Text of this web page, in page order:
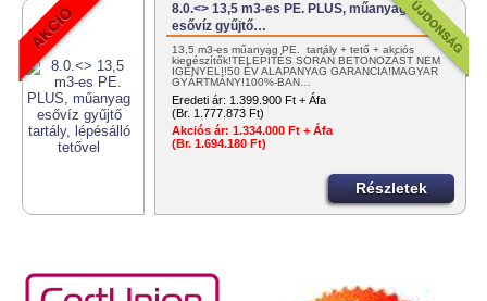
8.0.<> 13,5 m3-es PE. PLUS, műanyag
esővíz gyűjtő…
13,5 m3-es műanyag PE. tartály + tető + akciós
kiegészítők!TELEPÍTÉS SORÁN BETONOZÁST NEM
IGÉNYEL!!50 ÉV ALAPANYAG GARANCIA!MAGYAR
GYÁRTMÁNY!100%-BAN…
Eredeti ár: 1.399.900 Ft + Áfa
(Br. 1.777.873 Ft)
Akciós ár: 1.334.000 Ft + Áfa
(Br. 1.694.180 Ft)
Részletek